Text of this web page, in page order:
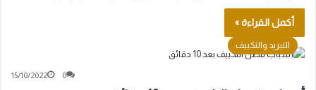
أكمل القراءة »
التبريد والتكييف
15/10/2022 0